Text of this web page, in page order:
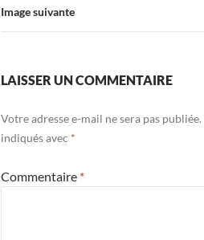
Image suivante
LAISSER UN COMMENTAIRE
Votre adresse e-mail ne sera pas publiée.
indiqués avec *
Commentaire *